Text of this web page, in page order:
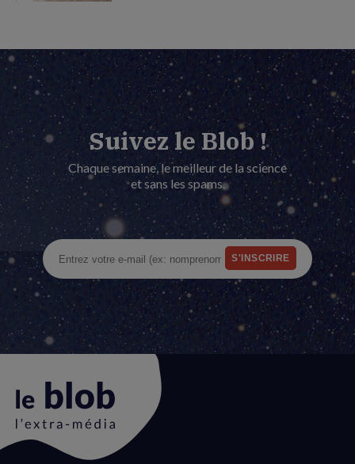
Suivez le Blob !
Chaque semaine, le meilleur de la science
et sans les spams.